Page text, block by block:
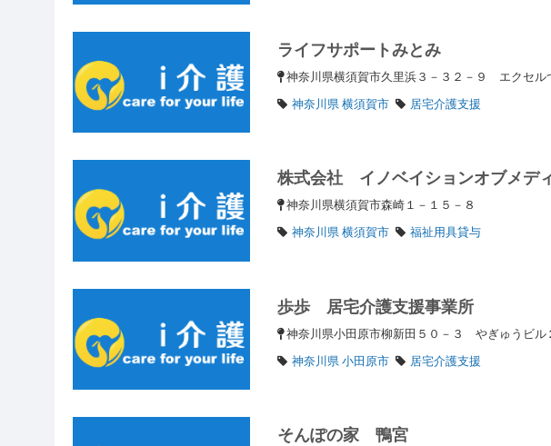
ライフサポートみとみ
神奈川県横須賀市久里浜３－３２－９ エクセル
神奈川県 横須賀市
居宅介護支援
株式会社 イノベイションオブメデ
神奈川県横須賀市森崎１－１５－８
神奈川県 横須賀市
福祉用具貸与
歩歩 居宅介護支援事業所
神奈川県小田原市柳新田５０－３ やぎゅうビル
神奈川県 小田原市
居宅介護支援
そんぽの家 鴨宮